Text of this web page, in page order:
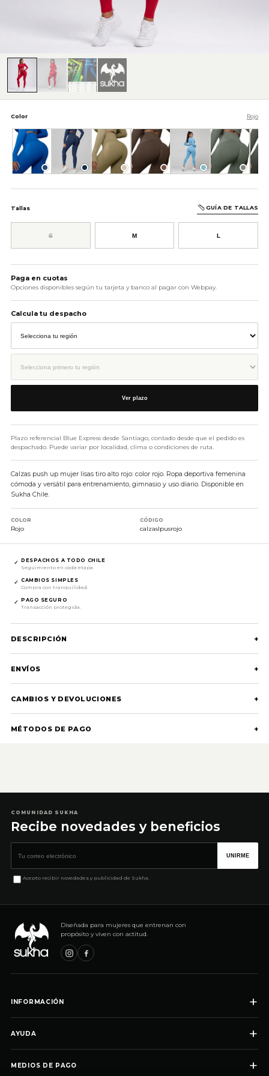
Color Rojo
Azul Azul Oscuro Beige Café Celeste Gris
Tallas GUÍA DE TALLAS
S M L
AÑADIR AL CARRITO
Paga en cuotas
Opciones disponibles según tu tarjeta y banco al pagar con Webpay.
Calcula tu despacho
Ver plazo
Plazo referencial Blue Express desde Santiago, contado desde que el pedido es
despachado. Puede variar por localidad, clima o condiciones de ruta.
Calzas push up mujer lisas tiro alto rojo: color rojo. Ropa deportiva femenina
cómoda y versátil para entrenamiento, gimnasio y uso diario. Disponible en
Sukha Chile.
COLOR
Rojo
CÓDIGO
calzaslpusrojo
✓ DESPACHOS A TODO CHILE
Seguimiento en cada etapa.
✓ CAMBIOS SIMPLES
Compra con tranquilidad.
✓ PAGO SEGURO
Transacción protegida.
DESCRIPCIÓN +
ENVÍOS +
CAMBIOS Y DEVOLUCIONES +
MÉTODOS DE PAGO +
COMUNIDAD SUKHA
Recibe novedades y beneficios
UNIRME
Acepto recibir novedades y publicidad de Sukha.
Diseñada para mujeres que entrenan con
propósito y viven con actitud.
INFORMACIÓN +
AYUDA +
MEDIOS DE PAGO +